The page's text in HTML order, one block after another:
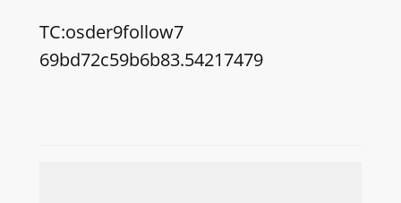
TC:osder9follow7
69bd72c59b6b83.54217479